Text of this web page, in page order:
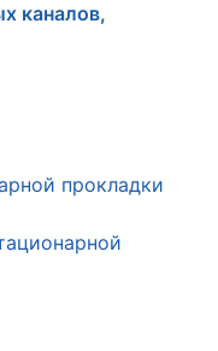
каналов,
прокладки